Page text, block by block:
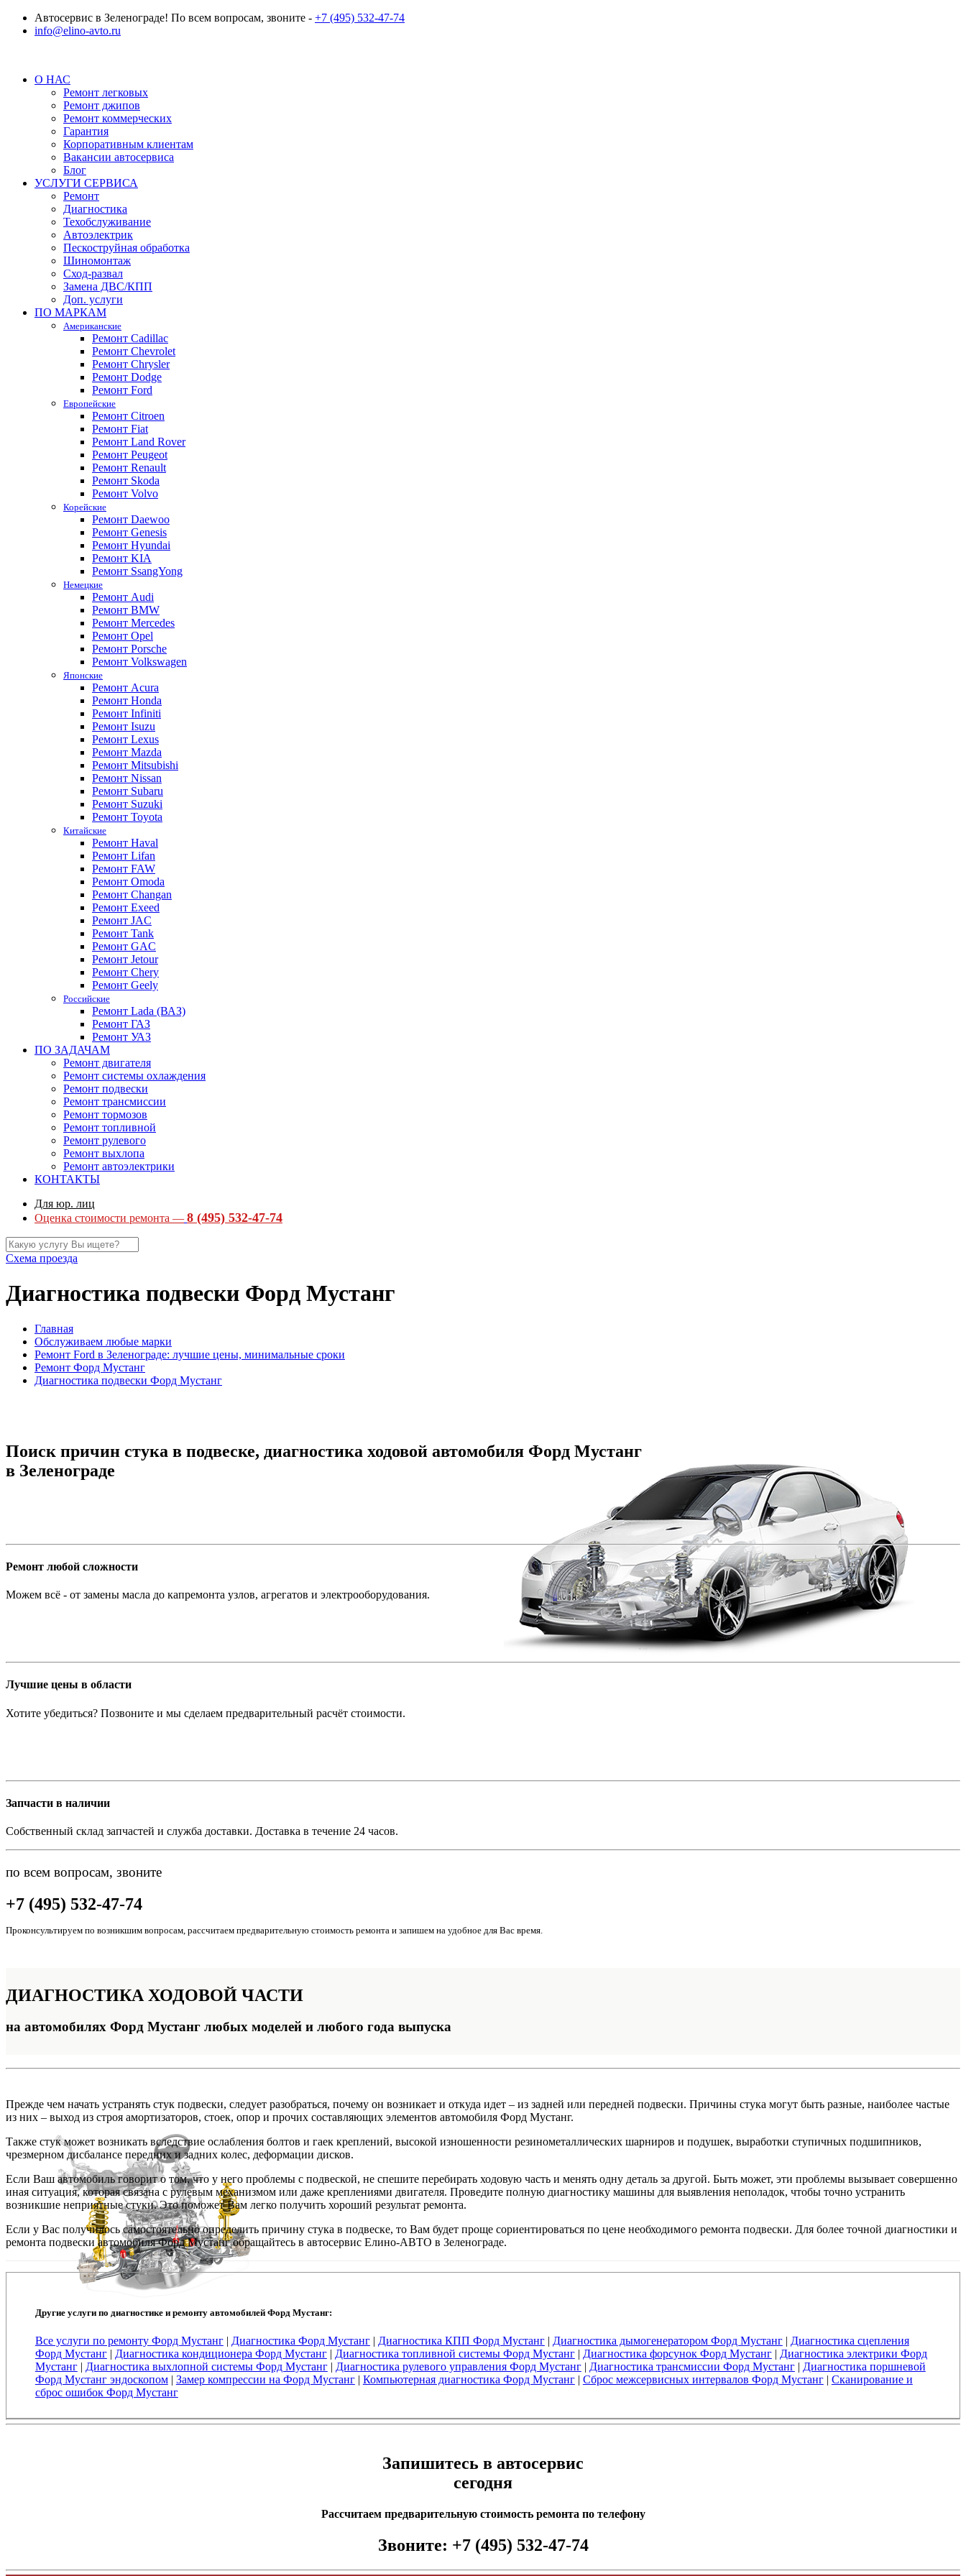
Автосервис в Зеленограде! По всем вопросам, звоните - +7 (495) 532-47-74
info@elino-avto.ru
О НАС
Ремонт легковых
Ремонт джипов
Ремонт коммерческих
Гарантия
Корпоративным клиентам
Вакансии автосервиса
Блог
УСЛУГИ СЕРВИСА
Ремонт
Диагностика
Техобслуживание
Автоэлектрик
Пескоструйная обработка
Шиномонтаж
Сход-развал
Замена ДВС/КПП
Доп. услуги
ПО МАРКАМ
Американские
Ремонт Cadillac
Ремонт Chevrolet
Ремонт Chrysler
Ремонт Dodge
Ремонт Ford
Европейские
Ремонт Citroen
Ремонт Fiat
Ремонт Land Rover
Ремонт Peugeot
Ремонт Renault
Ремонт Skoda
Ремонт Volvo
Корейские
Ремонт Daewoo
Ремонт Genesis
Ремонт Hyundai
Ремонт KIA
Ремонт SsangYong
Немецкие
Ремонт Audi
Ремонт BMW
Ремонт Mercedes
Ремонт Opel
Ремонт Porsche
Ремонт Volkswagen
Японские
Ремонт Acura
Ремонт Honda
Ремонт Infiniti
Ремонт Isuzu
Ремонт Lexus
Ремонт Mazda
Ремонт Mitsubishi
Ремонт Nissan
Ремонт Subaru
Ремонт Suzuki
Ремонт Toyota
Китайские
Ремонт Haval
Ремонт Lifan
Ремонт FAW
Ремонт Omoda
Ремонт Changan
Ремонт Exeed
Ремонт JAC
Ремонт Tank
Ремонт GAC
Ремонт Jetour
Ремонт Chery
Ремонт Geely
Российские
Ремонт Lada (ВАЗ)
Ремонт ГАЗ
Ремонт УАЗ
ПО ЗАДАЧАМ
Ремонт двигателя
Ремонт системы охлаждения
Ремонт подвески
Ремонт трансмиссии
Ремонт тормозов
Ремонт топливной
Ремонт рулевого
Ремонт выхлопа
Ремонт автоэлектрики
КОНТАКТЫ
Для юр. лиц
Оценка стоимости ремонта — 8 (495) 532-47-74
Схема проезда
Диагностика подвески Форд Мустанг
Главная
Обслуживаем любые марки
Ремонт Ford в Зеленограде: лучшие цены, минимальные сроки
Ремонт Форд Мустанг
Диагностика подвески Форд Мустанг
Поиск причин стука в подвеске, диагностика ходовой автомобиля Форд Мустанг
в Зеленограде
Ремонт любой сложности
Можем всё - от замены масла до капремонта узлов, агрегатов и электрооборудования.
Лучшие цены в области
Хотите убедиться? Позвоните и мы сделаем предварительный расчёт стоимости.
Запчасти в наличии
Собственный склад запчастей и служба доставки. Доставка в течение 24 часов.
по всем вопросам, звоните
+7 (495) 532-47-74
Проконсультируем по возникшим вопросам, рассчитаем предварительную стоимость ремонта и запишем на удобное для Вас время.
ДИАГНОСТИКА ХОДОВОЙ ЧАСТИ
на автомобилях Форд Мустанг любых моделей и любого года выпуска
Прежде чем начать устранять стук подвески, следует разобраться, почему он возникает и откуда идет – из задней или передней подвески. Причины стука могут быть разные, наиболее частые
из них – выход из строя амортизаторов, стоек, опор и прочих составляющих элементов автомобиля Форд Мустанг.
Также стук может возникать вследствие ослабления болтов и гаек креплений, высокой изношенности резинометаллических шарниров и подушек, выработки ступичных подшипников,
чрезмерном дисбалансе передних и задних колес, деформации дисков.
Если Ваш автомобиль говорит о том, что у него проблемы с подвеской, не спешите перебирать ходовую часть и менять одну деталь за другой. Быть может, эти проблемы вызывает совершенно
иная ситуация, которая связана с рулевым механизмом или даже креплениями двигателя. Проведите полную диагностику машины для выявления неполадок, чтобы точно устранить
возникшие неприятные стуки. Это поможет Вам легко получить хороший результат ремонта.
Если у Вас получилось самостоятельно определить причину стука в подвеске, то Вам будет проще сориентироваться по цене необходимого ремонта подвески. Для более точной диагностики и
ремонта подвески автомобиля Форд Мустанг обращайтесь в автосервис Елино-АВТО в Зеленограде.
Другие услуги по диагностике и ремонту автомобилей Форд Мустанг:
Все услуги по ремонту Форд Мустанг| Диагностика Форд Мустанг| Диагностика КПП Форд Мустанг| Диагностика дымогенератором Форд Мустанг| Диагностика сцепления
Форд Мустанг| Диагностика кондиционера Форд Мустанг| Диагностика топливной системы Форд Мустанг| Диагностика форсунок Форд Мустанг| Диагностика электрики Форд
Мустанг| Диагностика выхлопной системы Форд Мустанг| Диагностика рулевого управления Форд Мустанг| Диагностика трансмиссии Форд Мустанг| Диагностика поршневой
Форд Мустанг эндоскопом| Замер компрессии на Форд Мустанг| Компьютерная диагностика Форд Мустанг| Сброс межсервисных интервалов Форд Мустанг| Сканирование и
сброс ошибок Форд Мустанг
Запишитесь в автосервис
сегодня
Рассчитаем предварительную стоимость ремонта по телефону
Звоните: +7 (495) 532-47-74